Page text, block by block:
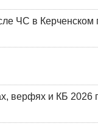
ЧС в Керченском
верфях и КБ 2026